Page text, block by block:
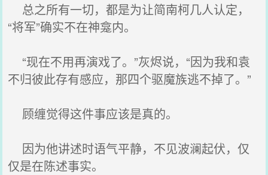
总之所有一切，都是为让简南柯几人认定，
“将军”确实不在神龛内。
“现在不用再演戏了。”灰烬说，“因为我和袁
不归彼此存有感应，那四个驱魔族逃不掉了。”
顾缠觉得这件事应该是真的。
因为他讲述时语气平静，不见波澜起伏，仅
仅是在陈述事实。